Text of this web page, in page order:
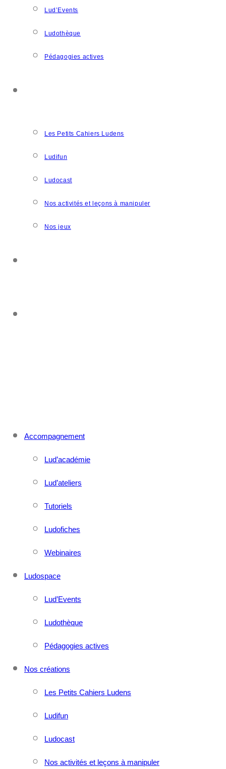
Lud’Events
Ludothèque
Pédagogies actives
Les Petits Cahiers Ludens
Ludifun
Ludocast
Nos activités et leçons à manipuler
Nos jeux
Accompagnement
Lud’académie
Lud’ateliers
Tutoriels
Ludofiches
Webinaires
Ludospace
Lud’Events
Ludothèque
Pédagogies actives
Nos créations
Les Petits Cahiers Ludens
Ludifun
Ludocast
Nos activités et leçons à manipuler